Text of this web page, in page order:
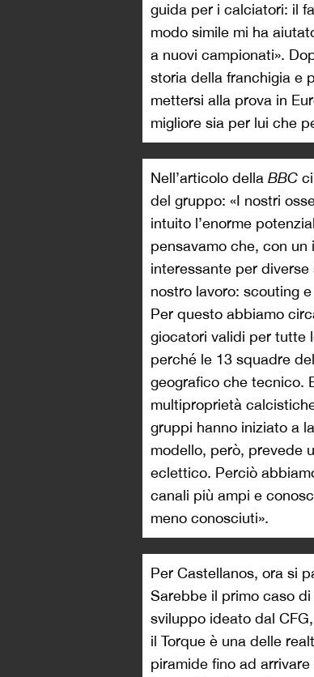
guida per i calciatori: il
modo simile mi ha
a nuovi campionati».
storia della franchigia e
mettersi alla prova in
migliore sia per lui che
Nell’articolo della BBC
del gruppo: «I nostri
intuito l’enorme
pensavamo che, con
interessante per
nostro lavoro: scouting
Per questo abbiamo
giocatori validi per tutte
perché le 13 squadre
geografico che tecnico.
multiproprietà
gruppi hanno iniziato a
modello, però, prevede
eclettico. Perciò
canali più ampi e
meno conosciuti».
Per Castellanos, ora si
Sarebbe il primo caso
sviluppo ideato dal
il Torque è una delle
piramide fino ad